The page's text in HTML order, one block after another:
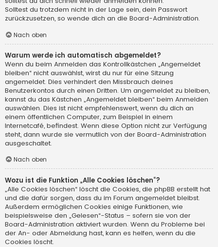
Solltest du trotzdem nicht in der Lage sein, dein Passwort
zurückzusetzen, so wende dich an die Board-Administration.
Nach oben
Warum werde ich automatisch abgemeldet?
Wenn du beim Anmelden das Kontrollkästchen „Angemeldet
bleiben“ nicht auswählst, wirst du nur für eine Sitzung
angemeldet. Dies verhindert den Missbrauch deines
Benutzerkontos durch einen Dritten. Um angemeldet zu bleiben,
kannst du das Kästchen „Angemeldet bleiben“ beim Anmelden
auswählen. Dies ist nicht empfehlenswert, wenn du dich an
einem öffentlichen Computer, zum Beispiel in einem
Internetcafé, befindest. Wenn diese Option nicht zur Verfügung
steht, dann wurde sie vermutlich von der Board-Administration
ausgeschaltet.
Nach oben
Wozu ist die Funktion „Alle Cookies löschen“?
„Alle Cookies löschen“ löscht die Cookies, die phpBB erstellt hat
und die dafür sorgen, dass du im Forum angemeldet bleibst.
Außerdem ermöglichen Cookies einige Funktionen, wie
beispielsweise den „Gelesen“-Status – sofern sie von der
Board-Administration aktiviert wurden. Wenn du Probleme bei
der An- oder Abmeldung hast, kann es helfen, wenn du die
Cookies löscht.